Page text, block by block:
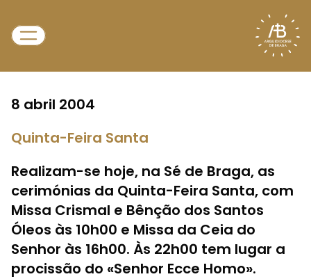
8 abril 2004
Quinta-Feira Santa
Realizam-se hoje, na Sé de Braga, as
cerimónias da Quinta-Feira Santa, com
Missa Crismal e Bênção dos Santos
Óleos às 10h00 e Missa da Ceia do
Senhor às 16h00. Às 22h00 tem lugar a
procissão do «Senhor Ecce Homo».